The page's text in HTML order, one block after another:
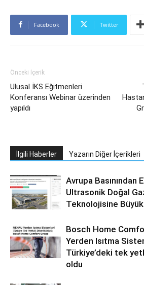
Facebook Twitter
Önceki İçerik
Ulusal İKS Eğitmenleri
Konferansı Webinar üzerinden
yapıldı
İlgili Haberler Yazarın Diğer İçerikleri
Avrupa Basınından
Ultrasonik Doğal
Teknolojisine
Bosch Home
Yerden Isıtma
Türkiye’deki tek
oldu